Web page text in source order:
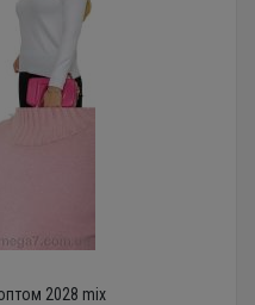
2028 mix